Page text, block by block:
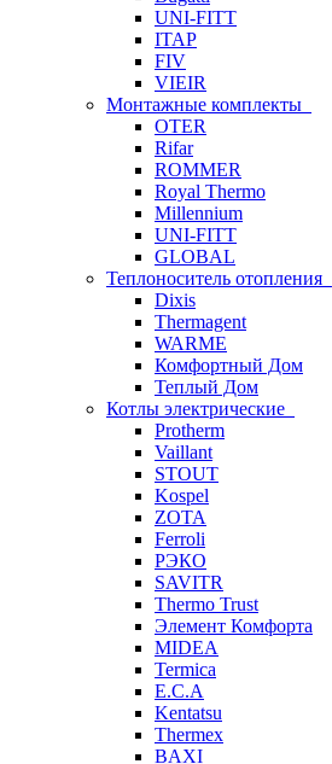
UNI-FITT
ITAP
FIV
VIEIR
Монтажные комплекты
OTER
Rifar
ROMMER
Royal Thermo
Millennium
UNI-FITT
GLOBAL
Теплоноситель отопления
Dixis
Thermagent
WARME
Комфортный Дом
Теплый Дом
Котлы электрические
Protherm
Vaillant
STOUT
Kospel
ZOTA
Ferroli
РЭКО
SAVITR
Thermo Trust
Элемент Комфорта
MIDEA
Termica
E.C.A
Kentatsu
Thermex
BAXI